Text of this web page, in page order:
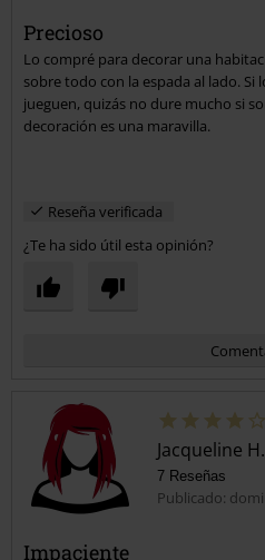
Precioso
Lo compré para decorar una
sobre todo con la espada al lado. Si
jueguen, quizás no dure mucho si
decoración es una maravilla.
Reseña verificada
¿Te ha sido útil esta opinión?
Jacqueline H.
7 Reseñas
Publicado:
Impaciente